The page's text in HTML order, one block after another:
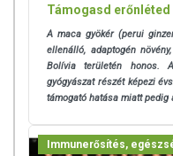
Támogasd
A maca gyökér (perui
ellenálló, adaptogén
Bolívia területén honos.
gyógyászat részét képezi
támogató hatása miatt pedig
Immunerősítés,